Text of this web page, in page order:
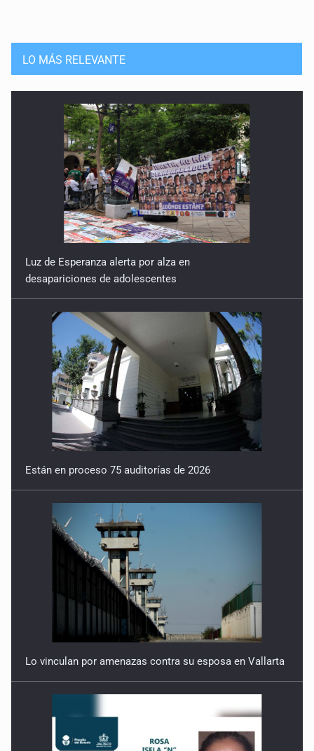
LO MÁS RELEVANTE
Luz de Esperanza alerta por alza en
desapariciones de adolescentes
Están en proceso 75 auditorías de 2026
Lo vinculan por amenazas contra su esposa en Vallarta